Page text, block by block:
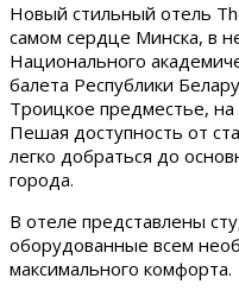
Новый стильный отель
самом сердце Минска, в
Национального
балета Республики
Троицкое предместье, на
Пешая доступность от
легко добраться до
города.
В отеле представлены
оборудованные всем
максимального комфорта.